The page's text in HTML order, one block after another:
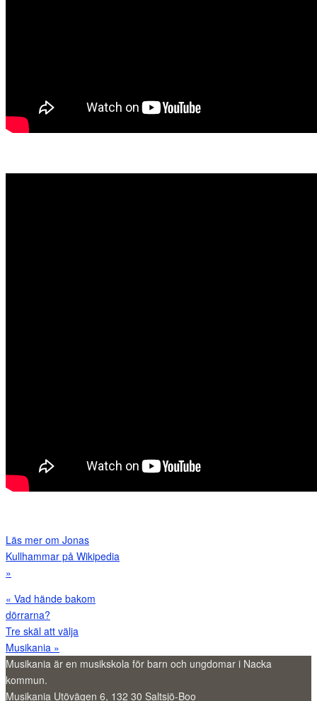
Läs mer om Jonas
Kullhammar på Wikipedia
»
« Vad hände bakom
dörrarna?
Tre skäl att välja
Musikania »
Musikania är en musikskola för barn och ungdomar i Nacka
kommun.
Musikania Utövägen 6, 132 30 Saltsjö-Boo